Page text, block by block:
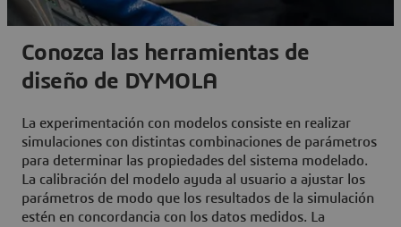
Conozca las herramientas de
diseño de DYMOLA
La experimentación con modelos consiste en realizar
simulaciones con distintas combinaciones de parámetros
para determinar las propiedades del sistema modelado.
La calibración del modelo ayuda al usuario a ajustar los
parámetros de modo que los resultados de la simulación
estén en concordancia con los datos medidos. La